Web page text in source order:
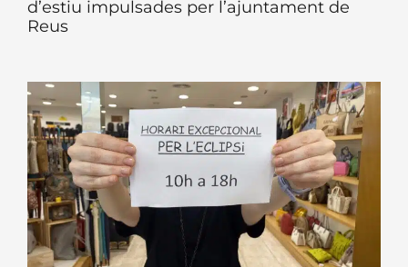
d’estiu impulsades per l’ajuntament de
Reus